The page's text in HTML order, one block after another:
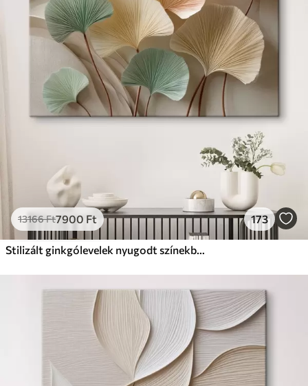
✗Környezetbarát anyag
Prémium
Ft
Élénk, gazdag színek
Fakulásálló
✓Biztonságos, szagtalan tinta
Eco-Prémium
Tól12405Ft
✓Élénk, gazdag színek
✓Fakulásálló
Környezetbarát anyag
13166Ft7900 Ft 173
Stilizált ginkgólevelek nyugodt színekben